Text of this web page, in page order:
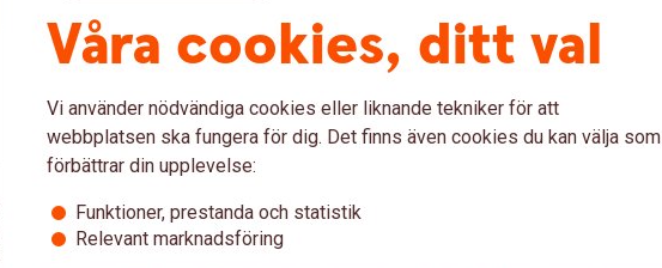
djurbidrag, miljöstöd med flera betalas
i företaget uppkommer däremot under hela
kan uppstå.
Våra cookies, ditt val
Vi använder nödvändiga cookies eller liknande tekniker för att
webbplatsen ska fungera för dig. Det finns även cookies du kan välja som
förbättrar din upplevelse:
Funktioner, prestanda och statistik
Relevant marknadsföring